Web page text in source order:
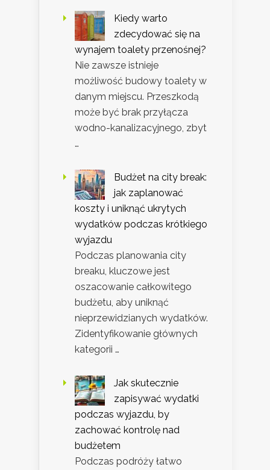
Kiedy warto
zdecydować się na
wynajem toalety przenośnej?
Nie zawsze istnieje
możliwość budowy toalety w
danym miejscu. Przeszkodą
może być brak przyłącza
wodno-kanalizacyjnego, zbyt
…
Budżet na city break:
jak zaplanować
koszty i uniknąć ukrytych
wydatków podczas krótkiego
wyjazdu
Podczas planowania city
breaku, kluczowe jest
oszacowanie całkowitego
budżetu, aby uniknąć
nieprzewidzianych wydatków.
Zidentyfikowanie głównych
kategorii …
Jak skutecznie
zapisywać wydatki
podczas wyjazdu, by
zachować kontrolę nad
budżetem
Podczas podróży łatwo